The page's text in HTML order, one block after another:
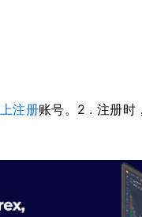
注册账号。2 . 注册时